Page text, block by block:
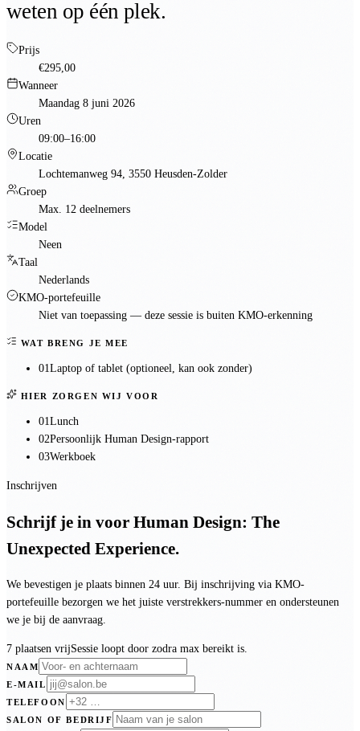
weten op één plek.
Prijs
€295,00
Wanneer
Maandag 8 juni 2026
Uren
09:00–16:00
Locatie
Lochtemanweg 94, 3550 Heusden-Zolder
Groep
Max. 12 deelnemers
Model
Neen
Taal
Nederlands
KMO-portefeuille
Niet van toepassing — deze sessie is buiten KMO-erkenning
WAT BRENG JE MEE
01Laptop of tablet (optioneel, kan ook zonder)
HIER ZORGEN WIJ VOOR
01Lunch
02Persoonlijk Human Design-rapport
03Werkboek
Inschrijven
Schrijf je in voor Human Design: The
Unexpected Experience.
We bevestigen je plaats binnen 24 uur. Bij inschrijving via KMO-
portefeuille bezorgen we het juiste verstrekkers-nummer en ondersteunen
we je bij de aanvraag.
7 plaatsen vrijSessie loopt door zodra max bereikt is.
NAAM
E-MAIL
TELEFOON
SALON OF BEDRIJF